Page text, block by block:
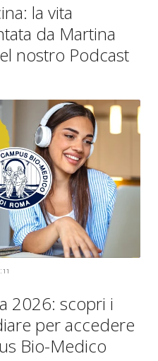
la vita
da Martina
nostro Podcast
2026: scopri i
per accedere
Bio-Medico